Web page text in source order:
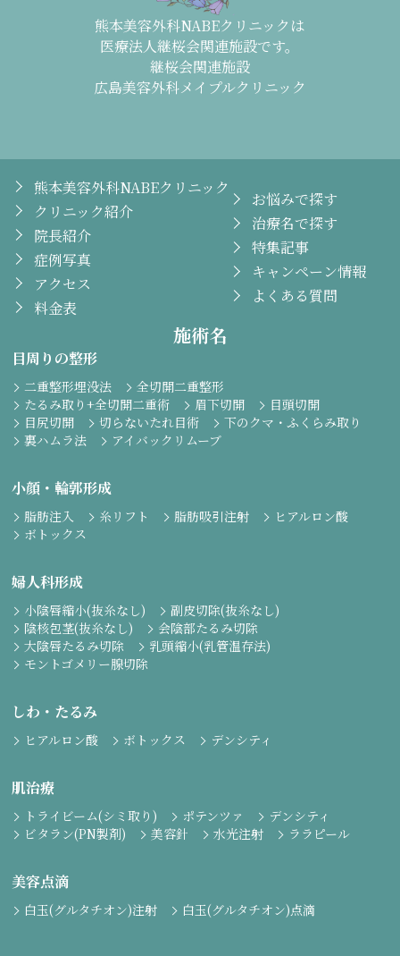
熊本美容外科NABEクリニックは
医療法人継桜会関連施設です。
継桜会関連施設
広島美容外科メイプルクリニック
熊本美容外科NABEクリニック
クリニック紹介
院長紹介
症例写真
アクセス
料金表
お悩みで探す
治療名で探す
特集記事
キャンペーン情報
よくある質問
施術名
目周りの整形
二重整形埋没法
全切開二重整形
たるみ取り+全切開二重術
眉下切開
目頭切開
目尻切開
切らないたれ目術
下のクマ・ふくらみ取り
裏ハムラ法
アイバックリムーブ
小顔・輪郭形成
脂肪注入 糸リフト 脂肪吸引注射
ヒアルロン酸
ボトックス
婦人科形成
小陰唇縮小(抜糸なし)
副皮切除(抜糸なし)
陰核包茎(抜糸なし)
会陰部たるみ切除
大陰唇たるみ切除
乳頭縮小(乳管温存法)
モントゴメリー腺切除
しわ・たるみ
ヒアルロン酸 ボトックス デンシティ
肌治療
トライビーム(シミ取り) ポテンツァ
デンシティ
ビタラン(PN製剤)
美容針 水光注射 ララピール
美容点滴
白玉(グルタチオン)注射 白玉(グルタチオン)点滴